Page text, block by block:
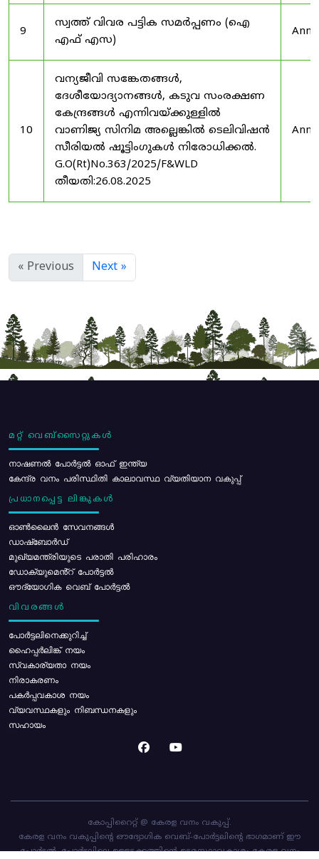
9
സ്വത്ത് വിവര പട്ടിക സമർപ്പണം (ഐ
എഫ് എസ)
10
വന്യജീവി സങ്കേതങ്ങൾ,
ദേശീയോദ്യാനങ്ങൾ, കടുവ സംരക്ഷണ
കേന്ദ്രങ്ങൾ എന്നിവയ്ക്കുള്ളിൽ
വാണിജ്യ സിനിമ അല്ലെങ്കിൽ ടെലിവിഷൻ
സീരിയൽ ഷൂട്ടിംഗുകൾ നിരോധിക്കൽ.
G.O(Rt)No.363/2025/F&WLD
തീയതി:26.08.2025
« Previous Next »
മറ്റ് വെബ്സൈറ്റുകൾ
നാഷണൽ പോർട്ടൽ ഓഫ് ഇന്ത്യ
കേന്ദ്ര വനം പരിസ്ഥിതി കാലാവസ്ഥ വ്യതിയാന വകുപ്പ്
പ്രധാനപ്പെട്ട ലിങ്കുകൾ
ഓൺലൈൻ സേവനങ്ങൾ
ഡാഷ്ബോർഡ്
മുഖ്യമന്ത്രിയുടെ പരാതി പരിഹാരം
ഡോക്യുമെൻ്റ് പോർട്ടൽ
ഔദ്യോഗിക വെബ് പോർട്ടൽ
വിവരങ്ങൾ
പോര്‍ട്ടലിനെക്കുറിച്ച്
ഹൈപ്പർലിങ്ക് നയം
സ്വകാര്യതാ നയം
നിരാകരണം
പകർപ്പവകാശ നയം
വ്യവസ്ഥകളും നിബന്ധനകളും
സഹായം
കോപ്പിറൈറ്റ് @ കേരള വനം വകുപ്പ്.
കേരള വനം വകുപ്പിന്റെ ഔദ്യോഗിക വെബ്-പോർട്ടലിന്റെ ഭാഗമാണ് ഈ
പോർട്ടൽ. പോർട്ടലിലെ ഉള്ളടക്കത്തിന്റെ ഉടമസ്ഥാവകാശം കേരള വനം